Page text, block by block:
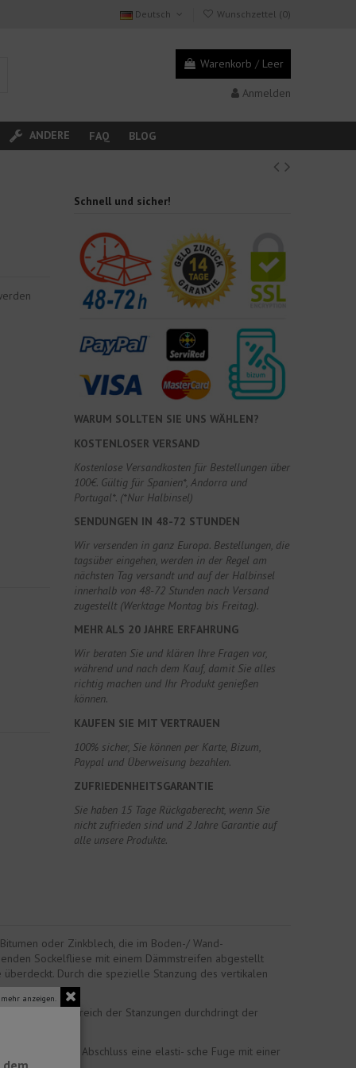
Deutsch Wunschzettel (0)
Warenkorb / Leer
Anmelden
ANDERE FAQ BLOG
Schnell und sicher!
WARUM SOLLTEN SIE UNS WÄHLEN?
KOSTENLOSER VERSAND
Kostenlose Versandkosten für Bestellungen über
100€. Gültig für Spanien*, Andorra und
Portugal*. (*Nur Halbinsel)
SENDUNGEN IN 48-72 STUNDEN
Wir versenden in ganz Europa. Bestellungen, die
tagsüber eingehen, werden in der Regel am
nächsten Tag versandt und auf der Halbinsel
innerhalb von 48-72 Stunden nach Versand
zugestellt (Werktage Montag bis Freitag).
MEHR ALS 20 JAHRE ERFAHRUNG
Wir beraten Sie und klären Ihre Fragen vor,
während und nach dem Kauf, damit Sie alles
richtig machen und Ihr Produkt genießen
können.
KAUFEN SIE MIT VERTRAUEN
100% sicher, Sie können per Karte, Bizum,
Paypal und Überweisung bezahlen.
ZUFRIEDENHEITSGARANTIE
Sie haben 15 Tage Rückgaberecht, wenn Sie
nicht zufrieden sind und 2 Jahre Garantie auf
alle unsere Produkte.
oder Zinkblech, die im Boden-/ Wand-
Sockelfliese mit einem Dämmstreifen abgestellt
Durch die spezielle Stanzung des vertikalen
Im Bereich der Stanzungen durchdringt der
wird zum Abschluss eine elasti- sche Fuge mit einer
anzeigen.